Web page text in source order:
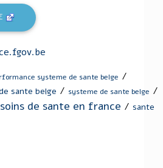
systeme de sante belge /
sante belge / systeme de sante belge /
de sante en france / sante